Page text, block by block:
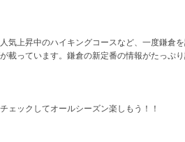
上昇中のハイキングコースなど、一度鎌倉
っています。鎌倉の新定番の情報がたっぷ
ックしてオールシーズン楽しもう！！